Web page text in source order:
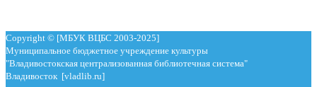
Copyright © [МБУК ВЦБС 2003-2025]
Муниципальное бюджетное учреждение культуры
"Владивостокская централизованная библиотечная система"
Владивосток [vladlib.ru]